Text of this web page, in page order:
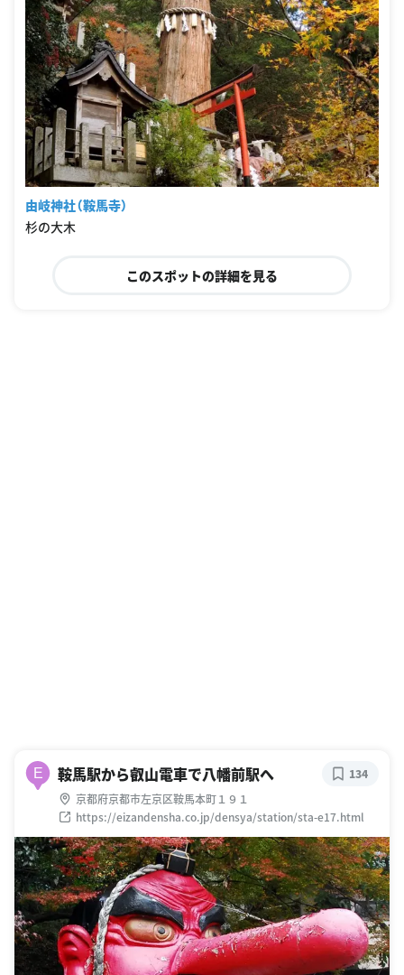
由岐神社（鞍馬寺）
杉の大木
このスポットの詳細を見る
E 鞍馬駅から叡山電車で八幡前駅へ
京都府京都市左京区鞍馬本町１９１
https://eizandensha.co.jp/densya/station/sta-e17.html
134